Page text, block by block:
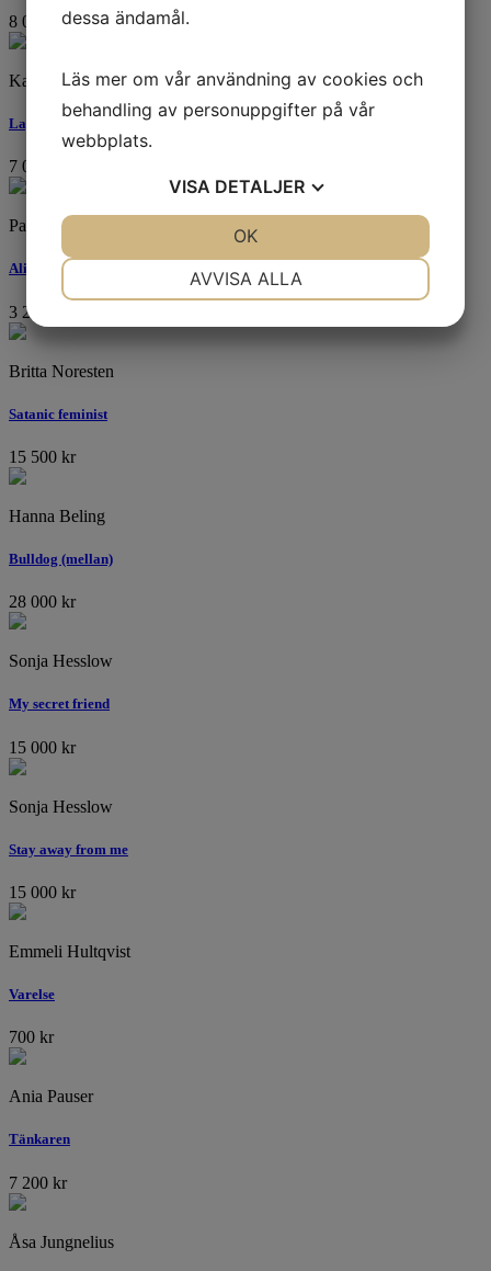
8 000 kr
Karl Mårtens
Lappuggla
7 000
Patrik Andiné
Alienation
3 250
Britta Noresten
Satanic feminist
15 500 kr
Hanna Beling
Bulldog (mellan)
28 000 kr
Sonja Hesslow
My secret friend
15 000 kr
Sonja Hesslow
Stay away from me
15 000 kr
Emmeli Hultqvist
Varelse
700 kr
Ania Pauser
Tänkaren
7 200 kr
Åsa Jungnelius
dessa ändamål.
Läs mer om vår användning av cookies och
behandling av personuppgifter på vår
webbplats.
VISA DETALJER
AVVISA ALLA
OK